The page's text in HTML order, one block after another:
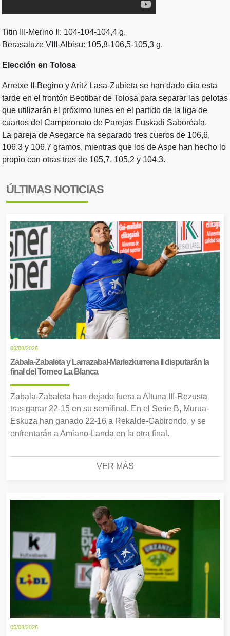
Titin III-Merino II: 104-104-104,4 g.
Berasaluze VIII-Albisu: 105,8-106,5-105,3 g.
Elección en Tolosa
Arretxe II-Begino y Aritz Lasa-Zubieta se han dado cita esta
tarde en el frontón Beotibar de Tolosa para separar las pelotas
que utilizarán el próximo lunes en el partido de la liga de
cuartos del Campeonato de Parejas Euskadi Saboréala.
La pareja de Asegarce ha separado tres cueros de 106,6,
106,3 y 106,7 gramos, mientras que los de Aspe han hecho lo
propio con otras tres de 105,7, 105,2 y 104,3.
ÚLTIMAS NOTICIAS
06/08/2026
Zabala-Zabaleta y Larrazabal-Mariezkurrena II disputarán la
final del Torneo La Blanca
Zabala-Zabaleta han dejado fuera a Altuna III-Rezusta
tras ganar 22-15 en su semifinal. En el Serie B, Murua-
Eskuza han ganado 22-16 a Rekalde-Gabirondo, y se
enfrentarán a Amiano-Landa en la otra final.
VER MÁS
05/08/2026